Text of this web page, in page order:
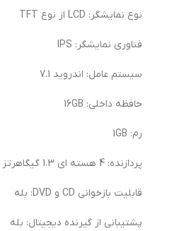
نوع نمایشگر: LCD از نوع TFT
فناوری نمایشگر: IPS
سیستم عامل: اندروید 7.1
حافظه داخلی: 16GB
رم: 1GB
پردازنده: 4 هسته ای 1.3 گیگاهرتز
قابلیت بازخوانی CD و DVD: بله
پشتیبانی از گیرنده دیجیتال: بله